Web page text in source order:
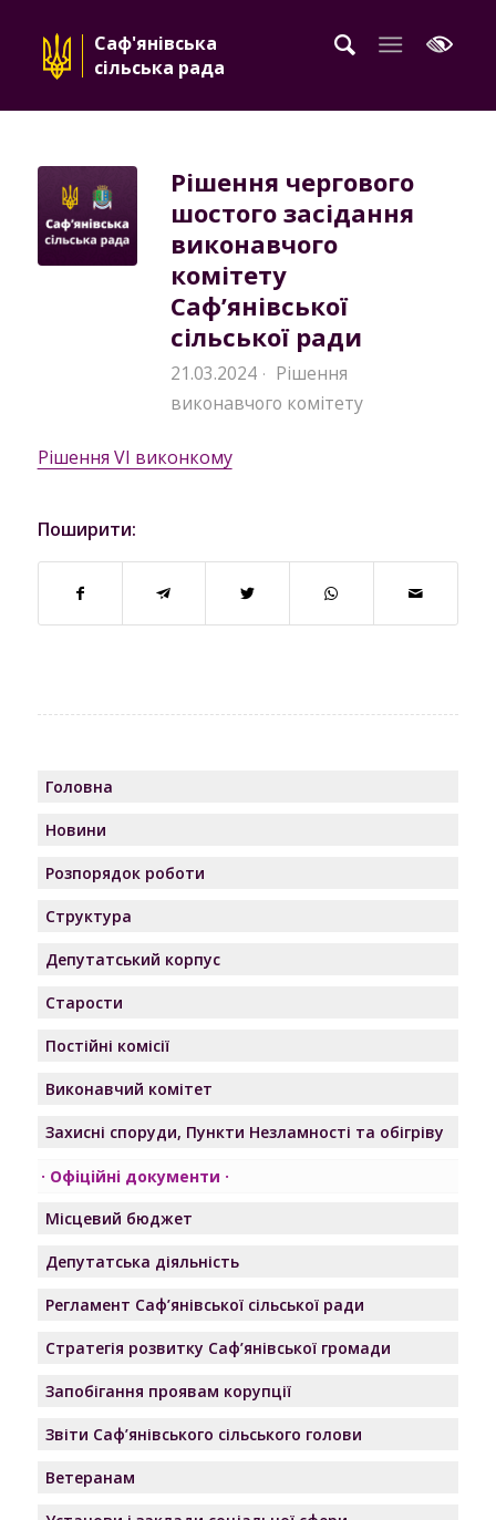
Саф'янівська
сільська рада
Рішення чергового
шостого засідання
виконавчого
комітету
Саф’янівської
сільської ради
21.03.2024 · Рішення
виконавчого комітету
Рішення VI виконкому
Поширити:
Головна
Новини
Розпорядок роботи
Структура
Депутатський корпус
Старости
Постійні комісії
Виконавчий комітет
Захисні споруди, Пункти Незламності та обігріву
Офіційні документи
Місцевий бюджет
Депутатська діяльність
Регламент Саф’янівської сільської ради
Стратегія розвитку Саф’янівської громади
Запобігання проявам корупції
Звіти Саф’янівського сільського голови
Ветеранам